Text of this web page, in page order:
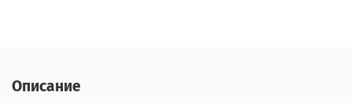
Описание